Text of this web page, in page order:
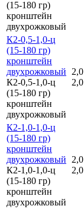
(15-180 гр)
кронштейн
двухрожковый
К2-0,5-1,0-ц
(15-180 гр)
кронштейн
двухрожковый
К2-0,5-1,0-ц
(15-180 гр)
кронштейн
двухрожковый
2,0
2,0
К2-1,0-1,0-ц
(15-180 гр)
кронштейн
двухрожковый
К2-1,0-1,0-ц
(15-180 гр)
кронштейн
двухрожковый
2,0
2,0